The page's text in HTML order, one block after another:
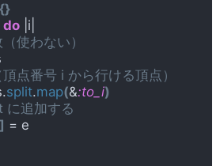
{}
do |i|
使わない）
点番号 i から行ける頂点）
split.map(&:to_i)
に追加する
] = e